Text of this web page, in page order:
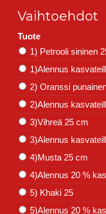
Vaihtoehdot
Tuote
1) Petrooli sininen
1)Alennus
2) Oranssi
2)Alennus
3)Vihreä 25 cm
3)Alennus
4)Musta 25 cm
4)Alennus 20 %
5) Khaki 25
5)Alennus 20 %